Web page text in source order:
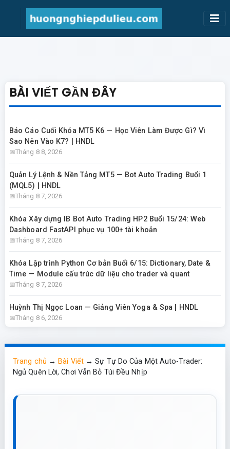
BÀI VIẾT GẦN ĐÂY
Báo Cáo Cuối Khóa MT5 K6 — Học Viên Làm Được Gì? Vì
Sao Nên Vào K7? | HNDL
Tháng 8 8, 2026
Quản Lý Lệnh & Nền Tảng MT5 — Bot Auto Trading Buổi 1
(MQL5) | HNDL
Tháng 8 7, 2026
Khóa Xây dựng IB Bot Auto Trading HP2 Buổi 15/24: Web
Dashboard FastAPI phục vụ 100+ tài khoản
Tháng 8 7, 2026
Khóa Lập trình Python Cơ bản Buổi 6/15: Dictionary, Date &
Time — Module cấu trúc dữ liệu cho trader và quant
Tháng 8 7, 2026
Huỳnh Thị Ngọc Loan — Giảng Viên Yoga & Spa | HNDL
Tháng 8 6, 2026
Trang chủ →Bài Viết→Sự Tự Do Của Một Auto-Trader:
Ngủ Quên Lời, Chơi Vẫn Bỏ Túi Đều Nhịp